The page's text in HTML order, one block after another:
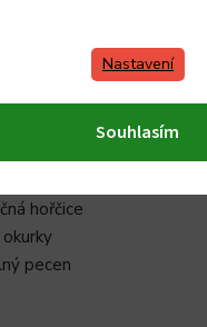
Nastavení
Souhlasím
černého pepře
listů
hořčice
pecen